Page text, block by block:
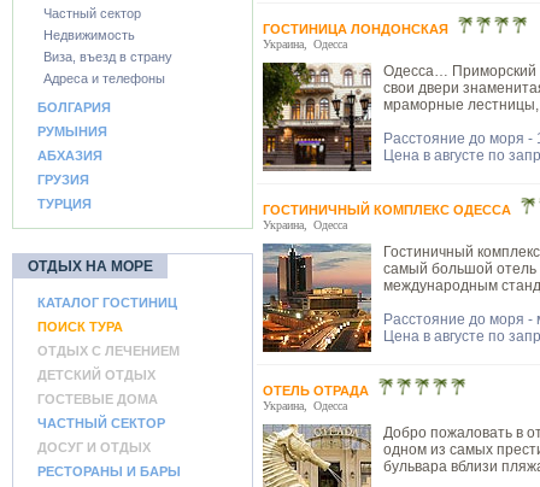
Частный сектор
Недвижимость
Виза, въезд в страну
Адреса и телефоны
БОЛГАРИЯ
РУМЫНИЯ
АБХАЗИЯ
ГРУЗИЯ
ТУРЦИЯ
ОТДЫХ НА МОРЕ
КАТАЛОГ ГОСТИНИЦ
ПОИСК ТУРА
ОТДЫХ С ЛЕЧЕНИЕМ
ДЕТСКИЙ ОТДЫХ
ГОСТЕВЫЕ ДОМА
ЧАСТНЫЙ СЕКТОР
ДОСУГ И ОТДЫХ
РЕСТОРАНЫ И БАРЫ
ГОСТИНИЦА ЛОНДОНСКАЯ
Украина Одесса
Одесса… Приморский
свои двери
мраморные лестницы,
Расстояние до моря -
Цена в августе по
ГОСТИНИЧНЫЙ КОМПЛЕКС ОДЕССА
Украина Одесса
Гостиничный
самый большой отель
международным
Расстояние до моря -
Цена в августе по
ОТЕЛЬ ОТРАДА
Украина Одесса
Добро пожаловать в
одном из самых
бульвара вблизи